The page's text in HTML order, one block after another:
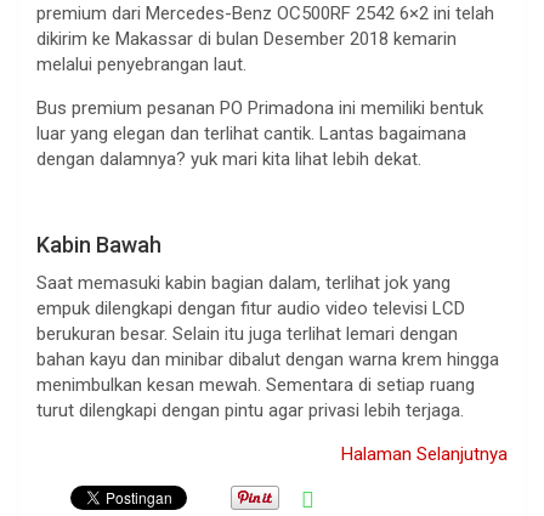
premium dari Mercedes-Benz OC500RF 2542 6×2 ini telah
dikirim ke Makassar di bulan Desember 2018 kemarin
melalui penyebrangan laut.
Bus premium pesanan PO Primadona ini memiliki bentuk
luar yang elegan dan terlihat cantik. Lantas bagaimana
dengan dalamnya? yuk mari kita lihat lebih dekat.
Kabin Bawah
Saat memasuki kabin bagian dalam, terlihat jok yang
empuk dilengkapi dengan fitur audio video televisi LCD
berukuran besar. Selain itu juga terlihat lemari dengan
bahan kayu dan minibar dibalut dengan warna krem hingga
menimbulkan kesan mewah. Sementara di setiap ruang
turut dilengkapi dengan pintu agar privasi lebih terjaga.
Halaman Selanjutnya